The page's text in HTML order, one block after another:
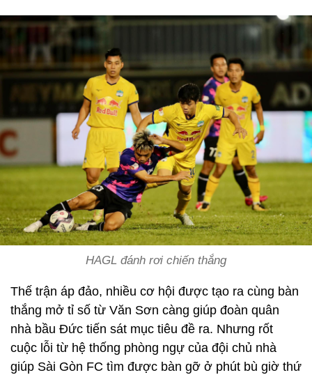
HAGL đánh rơi chiến thắng
Thế trận áp đảo, nhiều cơ hội được tạo ra cùng bàn
thắng mở tỉ số từ Văn Sơn càng giúp đoàn quân
nhà bầu Đức tiến sát mục tiêu đề ra. Nhưng rốt
cuộc lỗi từ hệ thống phòng ngự của đội chủ nhà
giúp Sài Gòn FC tìm được bàn gỡ ở phút bù giờ thứ